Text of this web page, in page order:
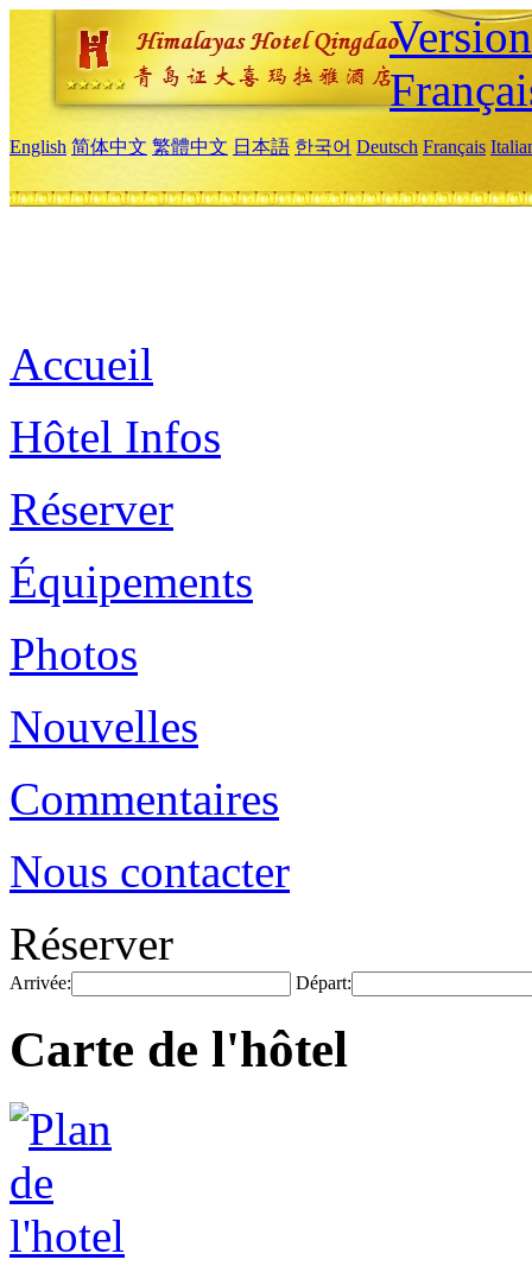
English 简体中文 繁體中文 日本語 한국어 Deutsch Français
Accueil
Hôtel Infos
Réserver
Équipements
Photos
Nouvelles
Commentaires
Nous contacter
Réserver
Arrivée: Départ:
Carte de l'hôtel